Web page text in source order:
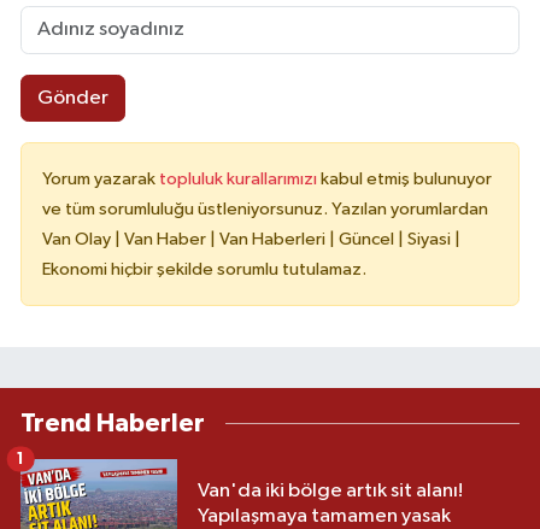
Gönder
Yorum yazarak topluluk kurallarımızı kabul etmiş bulunuyor
ve tüm sorumluluğu üstleniyorsunuz. Yazılan yorumlardan
Van Olay | Van Haber | Van Haberleri | Güncel | Siyasi |
Ekonomi hiçbir şekilde sorumlu tutulamaz.
Trend Haberler
Van'da iki bölge artık sit alanı!
Yapılaşmaya tamamen yasak
1